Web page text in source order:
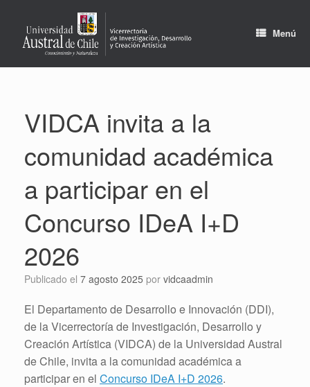
contenido
Menú
VIDCA invita a la
comunidad académica
a participar en el
Concurso IDeA I+D
2026
Publicado el 7 agosto 2025 por vidcaadmin
El Departamento de Desarrollo e Innovación (DDI),
de la Vicerrectoría de Investigación, Desarrollo y
Creación Artística (VIDCA) de la Universidad Austral
de Chile, invita a la comunidad académica a
participar en el Concurso IDeA I+D 2026.